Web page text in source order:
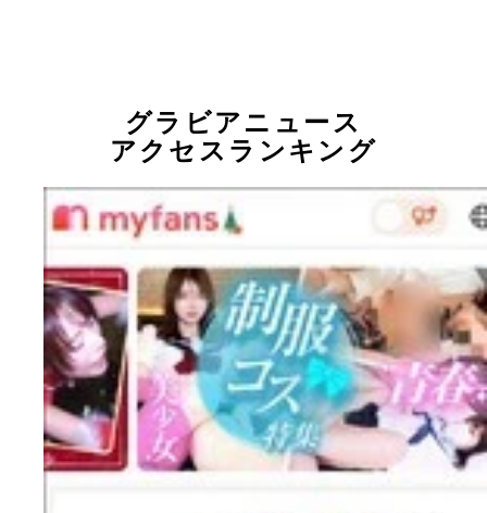
グラビアニュース
アクセスランキング